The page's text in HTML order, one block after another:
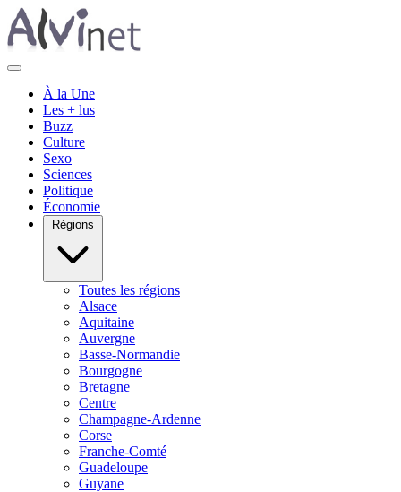
À la Une
Les + lus
Buzz
Culture
Sexo
Sciences
Politique
Économie
Régions
Toutes les régions
Alsace
Aquitaine
Auvergne
Basse-Normandie
Bourgogne
Bretagne
Centre
Champagne-Ardenne
Corse
Franche-Comté
Guadeloupe
Guyane